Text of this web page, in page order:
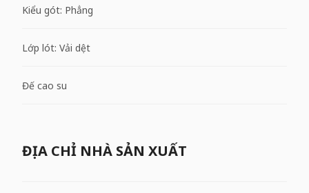
Kiểu gót: Phẳng
Lớp lót: Vải dệt
Đế cao su
ĐỊA CHỈ NHÀ SẢN XUẤT